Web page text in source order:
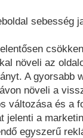
sebesség
növeli az
A gyorsabb
növeli a
változása és a
jelenti a
egyszerű